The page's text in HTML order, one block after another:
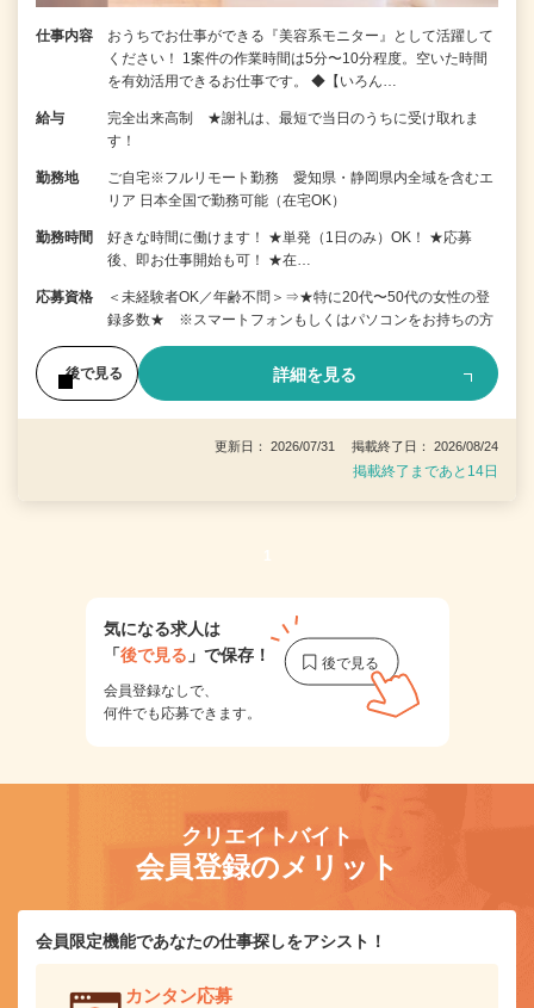
仕事内容
おうちでお仕事ができる『美容系モニター』として活躍して
ください！ 1案件の作業時間は5分〜10分程度。空いた時間
を有効活用できるお仕事です。 ◆【いろん…
給与
完全出来高制 ★謝礼は、最短で当日のうちに受け取れま
す！
勤務地
ご自宅※フルリモート勤務 愛知県・静岡県内全域を含むエ
リア 日本全国で勤務可能（在宅OK）
勤務時間
好きな時間に働けます！ ★単発（1日のみ）OK！ ★応募
後、即お仕事開始も可！ ★在…
応募資格
＜未経験者OK／年齢不問＞⇒★特に20代〜50代の女性の登
録多数★ ※スマートフォンもしくはパソコンをお持ちの方
後で見る 詳細を見る
更新日： 2026/07/31 掲載終了日： 2026/08/24
掲載終了まであと14日
1
気になる求人は
「後で見る 」で保存！
会員登録なしで、
何件でも応募できます。
クリエイトバイト
会員登録のメリット
会員限定機能であなたの仕事探しをアシスト！
カンタン応募